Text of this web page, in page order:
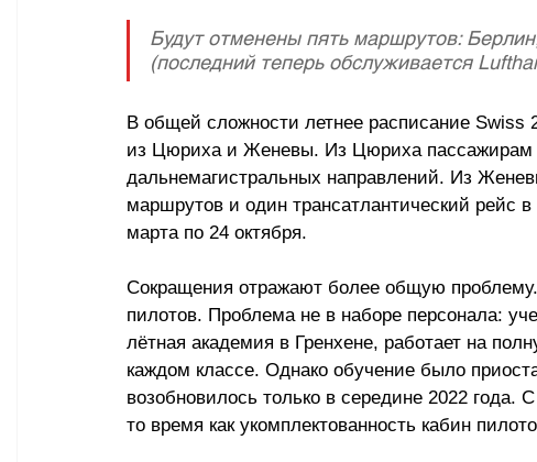
Будут отменены пять маршрутов:
(последний теперь обслуживается
В общей сложности летнее расписание Swiss
из Цюриха и Женевы. Из Цюриха пассажирам
дальнемагистральных направлений. Из
маршрутов и один трансатлантический рейс
марта по 24 октября.
Сокращения отражают более общую проблему.
пилотов. Проблема не в наборе персонала:
лётная академия в Гренхене, работает на
каждом классе. Однако обучение было
возобновилось только в середине 2022 года.
то время как укомплектованность кабин